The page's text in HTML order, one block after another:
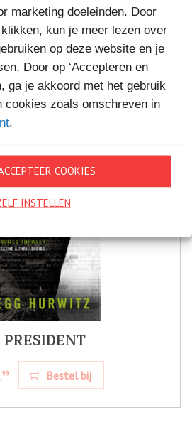
marketing doeleinden. Door
klikken, kun je meer lezen over
op deze website en je
Door op ‘Accepteren en
ga je akkoord met het gebruik
cookies zoals omschreven in
.
COOKIES
INSTELLEN
VAN
99 Bestel bij